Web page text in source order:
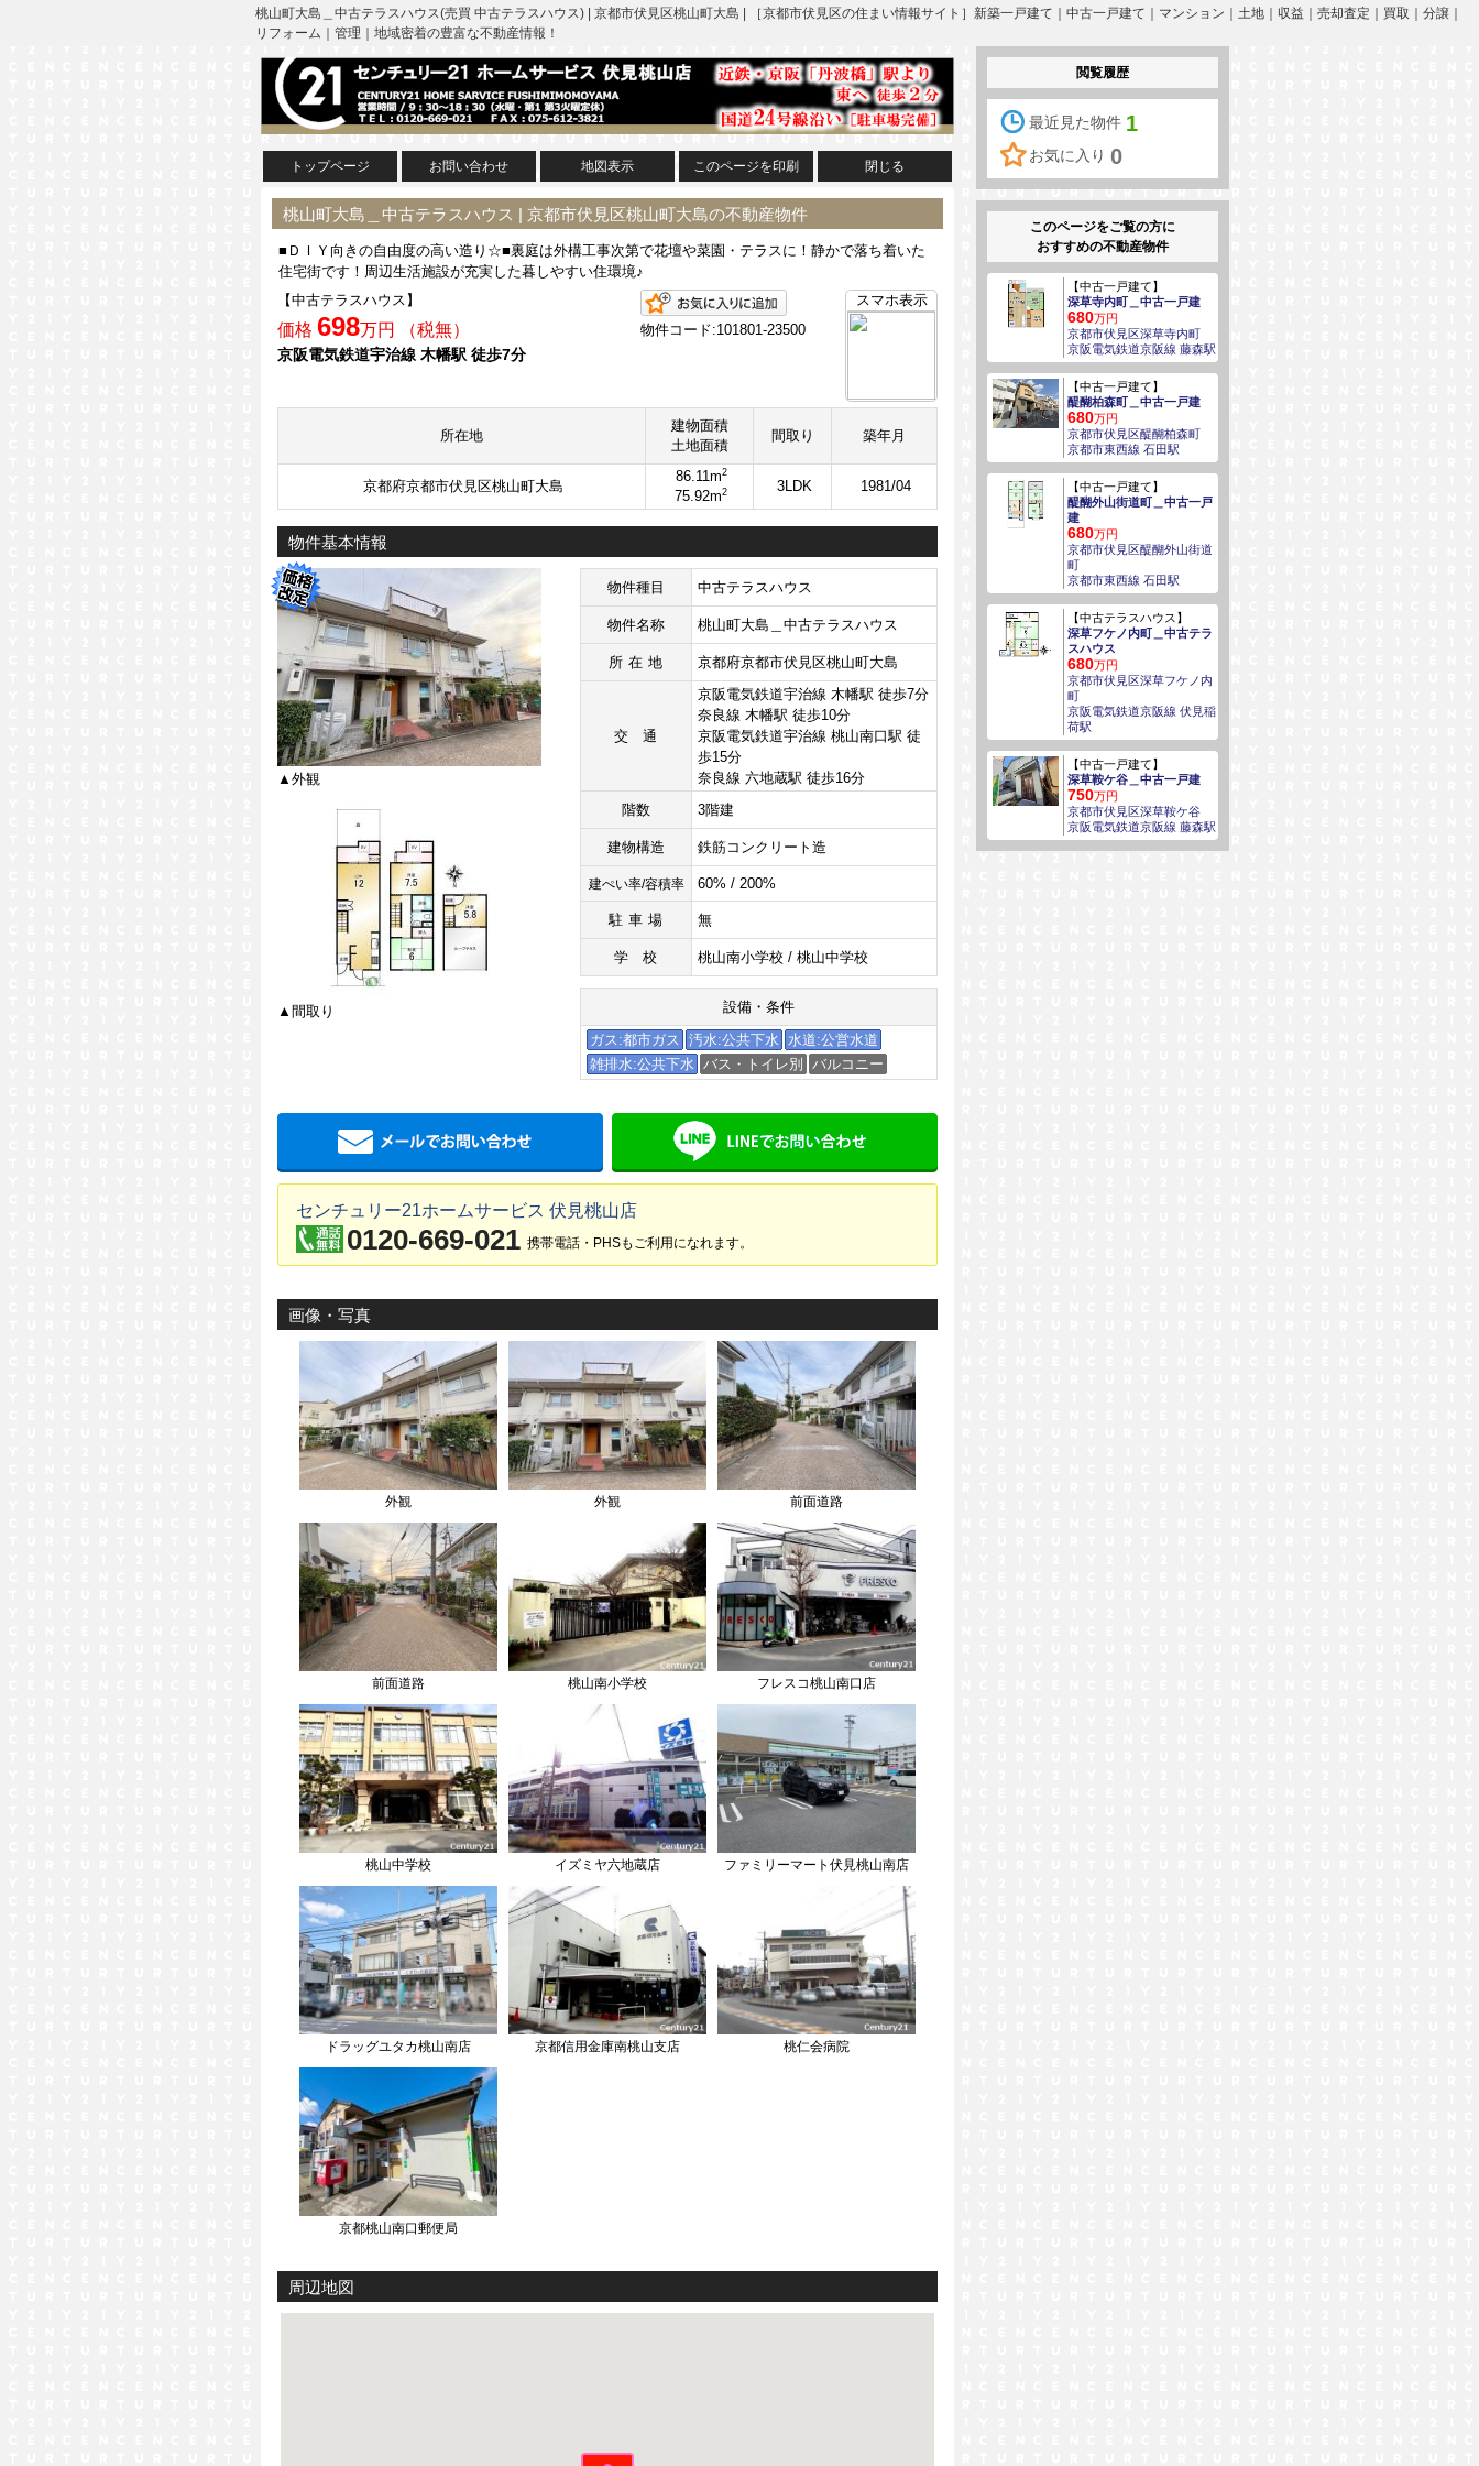
桃山町大島＿中古テラスハウス(売買 中古テラスハウス) | 京都市伏見区桃山町大島 | ［京都市伏見区の住まい情報サイト］新築一戸建て｜中古一戸建て｜マンション｜土地｜収益｜売却査定｜買取｜分譲｜
リフォーム｜管理｜地域密着の豊富な不動産情報！
トップページ お問い合わせ 地図表示 このページを印刷 閉じる
桃山町大島＿中古テラスハウス | 京都市伏見区桃山町大島の不動産物件
■ＤＩＹ向きの自由度の高い造り☆■裏庭は外構工事次第で花壇や菜園・テラスに！静かで落ち着いた
住宅街です！周辺生活施設が充実した暮しやすい住環境♪
【中古テラスハウス】
価格 698万円 （税無）
京阪電気鉄道宇治線 木幡駅 徒歩7分
スマホ表示
お気に入りに追加
物件コード:101801-23500
所在地
建物面積
土地面積
間取り 築年月
京都府京都市伏見区桃山町大島
86.11m2
75.92m2 3LDK 1981/04
物件基本情報
▲外観
▲間取り
物件種目 中古テラスハウス
物件名称 桃山町大島＿中古テラスハウス
所在地 京都府京都市伏見区桃山町大島
交通
京阪電気鉄道宇治線 木幡駅 徒歩7分
奈良線 木幡駅 徒歩10分
京阪電気鉄道宇治線 桃山南口駅 徒
歩15分
奈良線 六地蔵駅 徒歩16分
階数
3階建
建物構造 鉄筋コンクリート造
建ぺい率/容積率 60% / 200%
駐車場 無
学校 桃山南小学校 / 桃山中学校
設備・条件
ガス:都市ガス
汚水:公共下水 水道:公営水道
雑排水:公共下水 バス・トイレ別 バルコニー
メールでお問い合わせ
センチュリー21ホームサービス 伏見桃山店
0120-669-021 携帯電話・PHSもご利用になれます。
画像・写真
外観 外観 前面道路
前面道路 桃山南小学校 フレスコ桃山南口店
桃山中学校 イズミヤ六地蔵店 ファミリーマート伏見桃山南店
ドラッグユタカ桃山南店 京都信用金庫南桃山支店 桃仁会病院
京都桃山南口郵便局
周辺地図
閲覧履歴
最近見た物件 1
お気に入り 0
このページをご覧の方に
おすすめの不動産物件
【中古一戸建て】
深草寺内町＿中古一戸建
680万円
京都市伏見区深草寺内町
京阪電気鉄道京阪線 藤森駅
【中古一戸建て】
醍醐柏森町＿中古一戸建
680万円
京都市伏見区醍醐柏森町
京都市東西線 石田駅
【中古一戸建て】
醍醐外山街道町＿中古一戸
建
680万円
京都市伏見区醍醐外山街道
町
京都市東西線 石田駅
【中古テラスハウス】
深草フケノ内町＿中古テラ
スハウス
680万円
京都市伏見区深草フケノ内
町
京阪電気鉄道京阪線 伏見稲
荷駅
【中古一戸建て】
深草鞍ケ谷＿中古一戸建
750万円
京都市伏見区深草鞍ケ谷
京阪電気鉄道京阪線 藤森駅